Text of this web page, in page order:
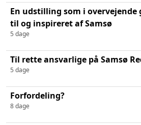
En udstilling som i overvejende
til og inspireret af Samsø
5 dage
Til rette ansvarlige på Samsø
5 dage
Forfordeling?
8 dage